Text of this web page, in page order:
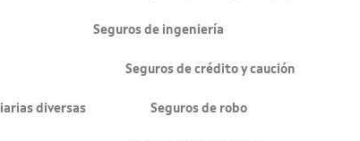
Seguros de ingeniería
Seguros de crédito y caución
diversas Seguros de robo